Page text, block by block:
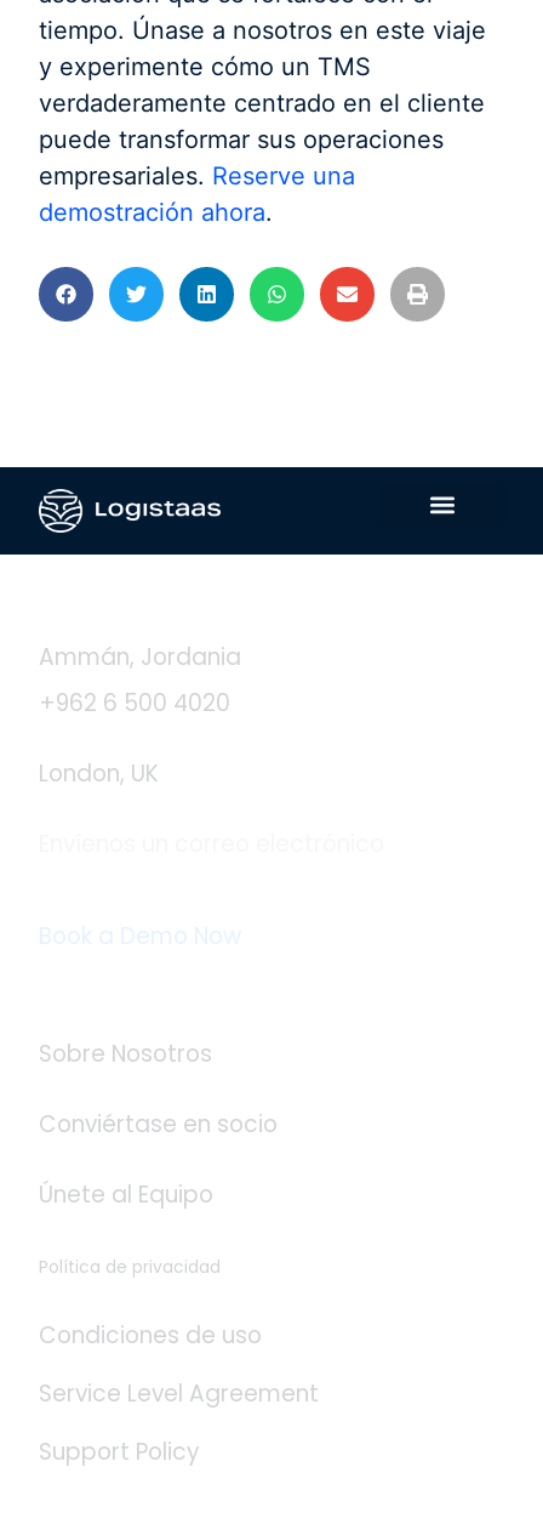
tiempo. Únase a nosotros en este viaje
y experimente cómo un TMS
verdaderamente centrado en el cliente
puede transformar sus operaciones
empresariales. Reserve una
demostración ahora.
Ammán, Jordania
+962 6 500 4020
London, UK
Book a Demo Now
Sobre Nosotros
Conviértase en socio
Únete al Equipo
Política de privacidad
Condiciones de uso
Service Level Agreement
Support Policy